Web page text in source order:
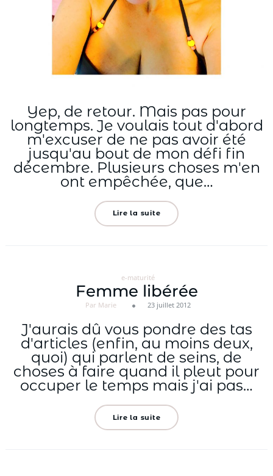
Yep, de retour. Mais pas pour
longtemps. Je voulais tout d'abord
m'excuser de ne pas avoir été
jusqu'au bout de mon défi fin
décembre. Plusieurs choses m'en
ont empêchée, que…
Lire la suite
e-maturité
Femme libérée
Par Marie 23 juillet 2012
J'aurais dû vous pondre des tas
d'articles (enfin, au moins deux,
quoi) qui parlent de seins, de
choses à faire quand il pleut pour
occuper le temps mais j'ai pas…
Lire la suite